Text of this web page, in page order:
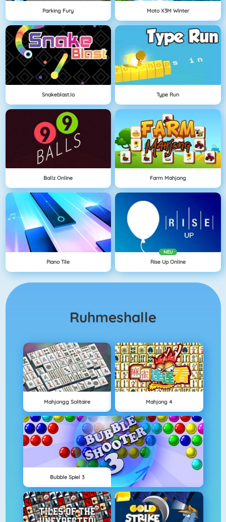
Parking Fury Moto X3M Winter
Snakeblast.io Type Run
Ballz Online Farm Mahjong
Piano Tile
NEU
Rise Up Online
Ruhmeshalle
Mahjongg Solitaire Mahjong 4
Bubble Spiel 3